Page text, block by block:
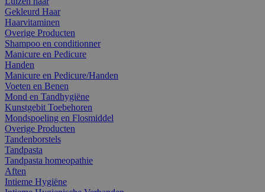
Gekleurd Haar
Haarvitaminen
Overige Producten
Shampoo en conditionner
Manicure en Pedicure
Handen
Manicure en Pedicure/Handen
Voeten en Benen
Mond en Tandhygiëne
Kunstgebit Toebehoren
Mondspoeling en Flosmiddel
Overige Producten
Tandenborstels
Tandpasta
Tandpasta homeopathie
Aften
Intieme Hygiëne